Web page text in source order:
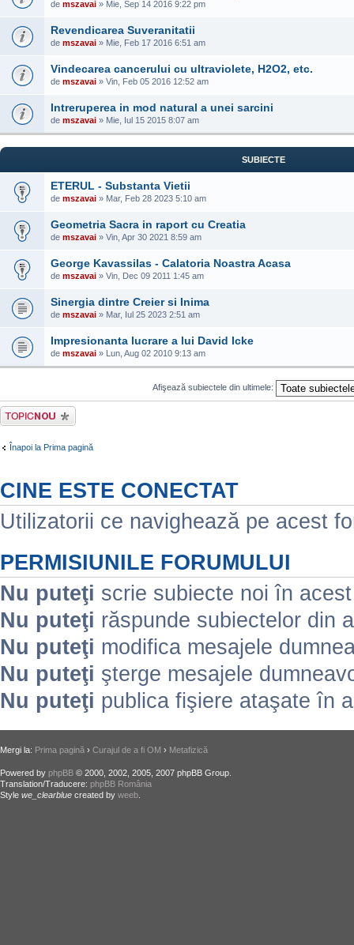
de mszavai » Mie, Sep 14 2016 9:22 pm
Revendicarea Suveranitatii
de mszavai » Mie, Feb 17 2016 6:51 am
Vindecarea cancerului cu ultraviolete, H2O2, etc.
de mszavai » Vin, Feb 05 2016 12:52 am
Intreruperea in mod natural a unei sarcini
de mszavai » Mie, Iul 15 2015 8:07 am
SUBIECTE
ETERUL - Substanta Vietii
de mszavai » Mar, Feb 28 2023 5:10 am
Geometria Sacra in raport cu Creatia
de mszavai » Vin, Apr 30 2021 8:59 am
George Kavassilas - Calatoria Noastra Acasa
de mszavai » Vin, Dec 09 2011 1:45 am
Sinergia dintre Creier si Inima
de mszavai » Mar, Iul 25 2023 2:51 am
Impresionanta lucrare a lui David Icke
de mszavai » Lun, Aug 02 2010 9:13 am
Afişează subiectele din ultimele:
Scrie un subiect
nou
Înapoi la Prima pagină
CINE ESTE CONECTAT
Utilizatorii ce navighează pe acest
PERMISIUNILE FORUMULUI
Nu puteţi scrie subiecte noi în
Nu puteţi răspunde subiectelor din
Nu puteţi modifica mesajele
Nu puteţi şterge mesajele
Nu puteţi publica fişiere ataşate în
Mergi la: Prima pagină › Curajul de a fi OM › Metafizică
Powered by phpBB © 2000, 2002, 2005, 2007 phpBB Group.
Translation/Traducere: phpBB România
Style we_clearblue created by weeb